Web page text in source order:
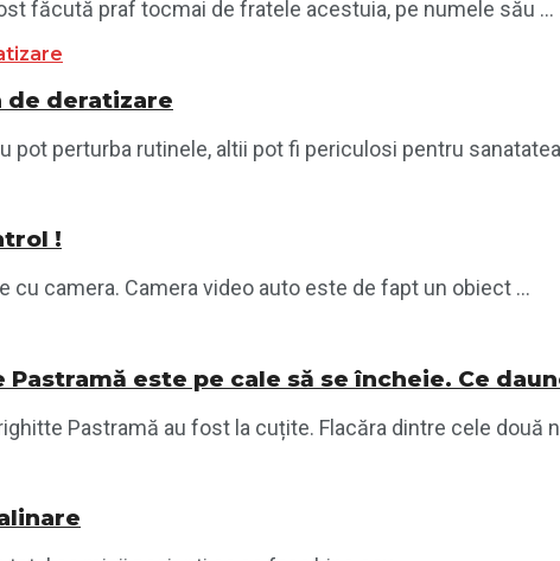
făcută praf tocmai de fratele acestuia, pe numele său ...
de deratizare
pot perturba rutinele, altii pot fi periculosi pentru
!
camera. Camera video auto este de fapt un obiect ...
este pe cale să se încheie. Ce
Pastramă au fost la cuțite. Flacăra dintre cele două